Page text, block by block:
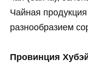
Чайная
разнообразием
Провинция